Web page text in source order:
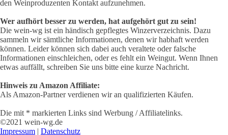
den Weinproduzenten Kontakt aufzunehmen.
Wer aufhört besser zu werden, hat aufgehört gut zu sein!
Die wein-wg ist ein händisch gepflegtes Winzerverzeichnis. Dazu
sammeln wir sämtliche Informationen, denen wir habhaft werden
können. Leider können sich dabei auch veraltete oder falsche
Informationen einschleichen, oder es fehlt ein Weingut. Wenn Ihnen
etwas auffällt, schreiben Sie uns bitte eine kurze Nachricht.
Hinweis zu Amazon Affiliate:
Als Amazon-Partner verdienen wir an qualifizierten Käufen.
Die mit * markierten Links sind Werbung / Affiliatelinks.
©2021 wein-wg.de
Impressum | Datenschutz